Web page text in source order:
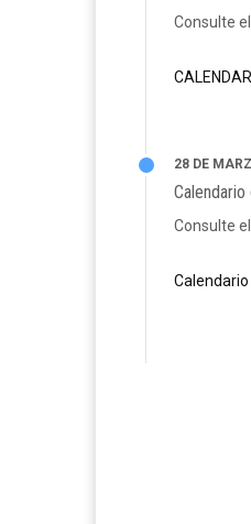
Consulte
28 DE
Consulte